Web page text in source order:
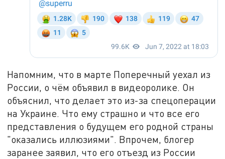
Напомним, что в марте Поперечный уехал из
России, о чём объявил в видеоролике. Он
объяснил, что делает это из-за спецоперации
на Украине. Что ему страшно и что все его
представления о будущем его родной страны
"оказались иллюзиями". Впрочем, блогер
заранее заявил, что его отъезд из России